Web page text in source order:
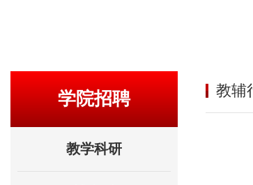
学院招聘
教学科研
教辅